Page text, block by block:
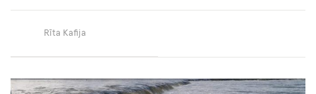
Rīta Kafija